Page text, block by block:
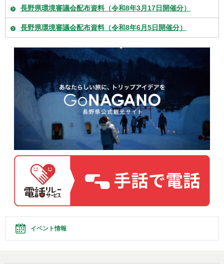
長野県環境審議会配布資料（令和8年3月17日開催分）
長野県環境審議会配布資料（令和8年6月5日開催分）
イベント情報